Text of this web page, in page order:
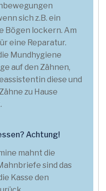
sich z.B. ein
Bögen lockern. Am
eine Reparatur.
Mundhygiene
auf den Zähnen,
diese und
zu Hause
Achtung!
mahnt die
sind das
Kasse den